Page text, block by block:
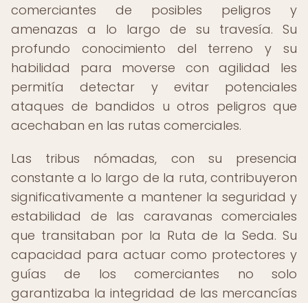
comerciantes de posibles peligros y
amenazas a lo largo de su travesía. Su
profundo conocimiento del terreno y su
habilidad para moverse con agilidad les
permitía detectar y evitar potenciales
ataques de bandidos u otros peligros que
acechaban en las rutas comerciales.
Las tribus nómadas, con su presencia
constante a lo largo de la ruta, contribuyeron
significativamente a mantener la seguridad y
estabilidad de las caravanas comerciales
que transitaban por la Ruta de la Seda. Su
capacidad para actuar como protectores y
guías de los comerciantes no solo
garantizaba la integridad de las mercancías